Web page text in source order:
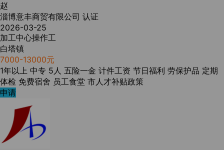
赵
淄博意丰商贸有限公司 认证
2026-03-25
加工中心操作工
白塔镇
7000-13000元
1年以上 中专 5人 五险一金 计件工资 节日福利 劳保护品 定期
体检 免费宿舍 员工食堂 市人才补贴政策
申请